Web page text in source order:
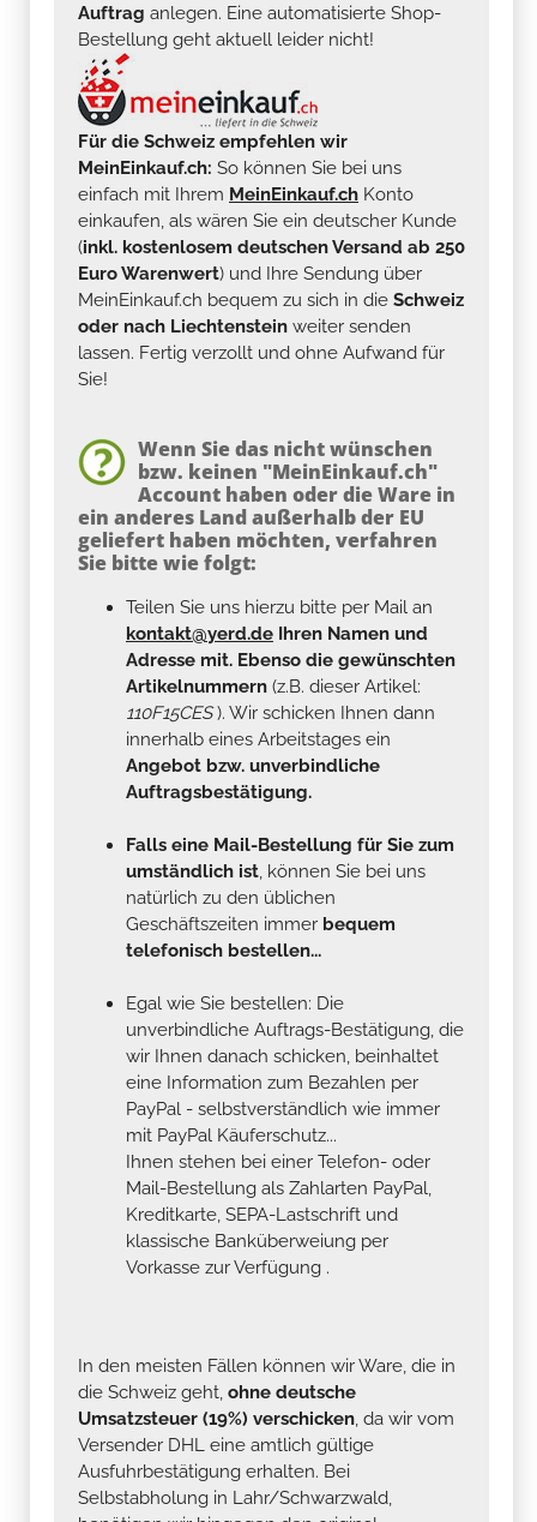
Auftrag anlegen. Eine automatisierte Shop-
Bestellung geht aktuell leider nicht!
Für die Schweiz empfehlen wir
MeinEinkauf.ch: So können Sie bei uns
einfach mit Ihrem MeinEinkauf.ch Konto
einkaufen, als wären Sie ein deutscher Kunde
(inkl. kostenlosem deutschen Versand ab 250
Euro Warenwert) und Ihre Sendung über
MeinEinkauf.ch bequem zu sich in die Schweiz
oder nach Liechtenstein weiter senden
lassen. Fertig verzollt und ohne Aufwand für
Sie!
Wenn Sie das nicht wünschen
bzw. keinen "MeinEinkauf.ch"
Account haben oder die Ware in
ein anderes Land außerhalb der EU
geliefert haben möchten, verfahren
Sie bitte wie folgt:
Teilen Sie uns hierzu bitte per Mail an
kontakt@yerd.de Ihren Namen und
Adresse mit. Ebenso die gewünschten
Artikelnummern (z.B. dieser Artikel:
110F15CES). Wir schicken Ihnen dann
innerhalb eines Arbeitstages ein
Angebot bzw. unverbindliche
Auftragsbestätigung.
Falls eine Mail-Bestellung für Sie zum
umständlich ist, können Sie bei uns
natürlich zu den üblichen
Geschäftszeiten immer bequem
telefonisch bestellen...
Egal wie Sie bestellen: Die
unverbindliche Auftrags-Bestätigung, die
wir Ihnen danach schicken, beinhaltet
eine Information zum Bezahlen per
PayPal - selbstverständlich wie immer
mit PayPal Käuferschutz...
Ihnen stehen bei einer Telefon- oder
Mail-Bestellung als Zahlarten PayPal,
Kreditkarte, SEPA-Lastschrift und
klassische Banküberweiung per
Vorkasse zur Verfügung .
In den meisten Fällen können wir Ware, die in
die Schweiz geht, ohne deutsche
Umsatzsteuer (19%) verschicken, da wir vom
Versender DHL eine amtlich gültige
Ausfuhrbestätigung erhalten. Bei
Selbstabholung in Lahr/Schwarzwald,